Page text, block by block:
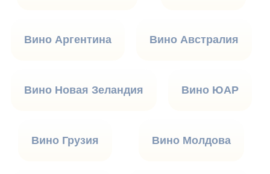
Вино Аргентина Вино Австралия
Вино Новая Зеландия Вино ЮАР
Вино Грузия Вино Молдова